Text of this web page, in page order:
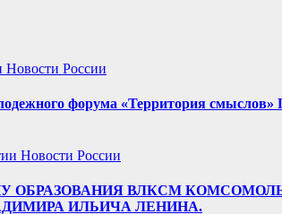
Новости России
форума «Территория
Новости России
ОБРАЗОВАНИЯ ВЛКСМ
ИЛЬИЧА ЛЕНИНА.